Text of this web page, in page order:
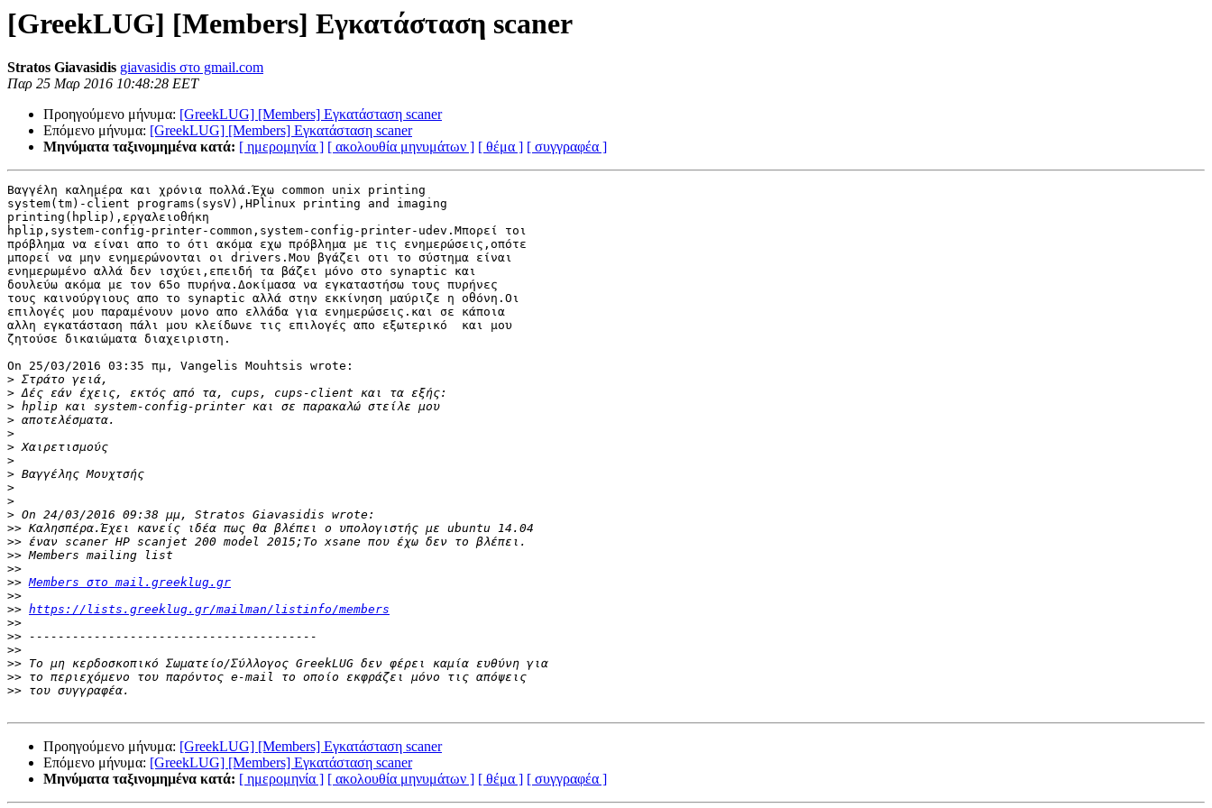
[GreekLUG] [Members] Εγκατάσταση scaner
Stratos Giavasidis giavasidis στο gmail.com
Παρ 25 Μαρ 2016 10:48:28 EET
Προηγούμενο μήνυμα: [GreekLUG] [Members] Εγκατάσταση scaner
Επόμενο μήνυμα: [GreekLUG] [Members] Εγκατάσταση scaner
Μηνύματα ταξινομημένα κατά: [ ημερομηνία ] [ ακολουθία μηνυμάτων ] [ θέμα ] [ συγγραφέα ]
Βαγγέλη καλημέρα και χρόνια πολλά.Έχω common unix printing
system(tm)-client programs(sysV),HPlinux printing and imaging
printing(hplip),εργαλειοθήκη
hplip,system-config-printer-common,system-config-printer-udev.Μπορεί τοι
πρόβλημα να είναι απο το ότι ακόμα εχω πρόβλημα με τις ενημερώσεις,οπότε
μπορεί να μην ενημερώνονται οι drivers.Μου βγάζει οτι το σύστημα είναι
ενημερωμένο αλλά δεν ισχύει,επειδή τα βάζει μόνο στο synaptic και
δουλεύω ακόμα με τον 65ο πυρήνα.Δοκίμασα να εγκαταστήσω τους πυρήνες
τους καινούργιους απο το synaptic αλλά στην εκκίνηση μαύριζε η οθόνη.Οι
επιλογές μου παραμένουν μονο απο ελλάδα για ενημερώσεις.και σε κάποια
αλλη εγκατάσταση πάλι μου κλείδωνε τις επιλογές απο εξωτερικό  και μου
ζητούσε δικαιώματα διαχειριστη.
On 25/03/2016 03:35 πμ, Vangelis Mouhtsis wrote:
>
>
>
>
>
>
>
>
>
>
>
>>
>>
>>
>>
>> Members στο mail.greeklug.gr
>>
>> https://lists.greeklug.gr/mailman/listinfo/members
>>
>>
>>
>>
>>
>>
Προηγούμενο μήνυμα: [GreekLUG] [Members] Εγκατάσταση scaner
Επόμενο μήνυμα: [GreekLUG] [Members] Εγκατάσταση scaner
Μηνύματα ταξινομημένα κατά: [ ημερομηνία ] [ ακολουθία μηνυμάτων ] [ θέμα ] [ συγγραφέα ]